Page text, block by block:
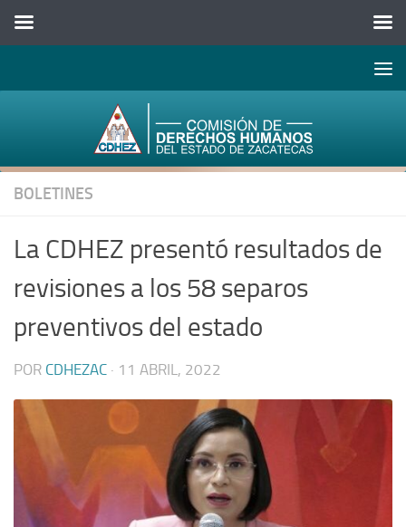
Abrir
BOLETINES
La CDHEZ presentó resultados de
revisiones a los 58 separos
preventivos del estado
POR CDHEZAC · 11 ABRIL, 2022